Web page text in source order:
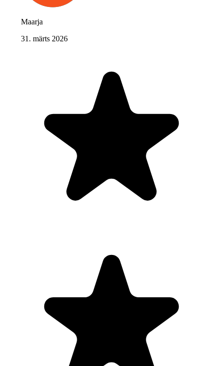
Maarja
31. märts 2026